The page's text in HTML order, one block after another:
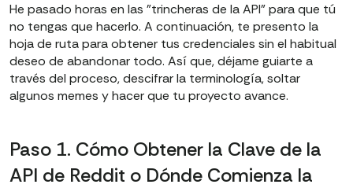
He pasado horas en las "trincheras de la API" para que tú
no tengas que hacerlo. A continuación, te presento la
hoja de ruta para obtener tus credenciales sin el habitual
deseo de abandonar todo. Así que, déjame guiarte a
través del proceso, descifrar la terminología, soltar
algunos memes y hacer que tu proyecto avance.
Paso 1. Cómo Obtener la Clave de la
API de Reddit o Dónde Comienza la